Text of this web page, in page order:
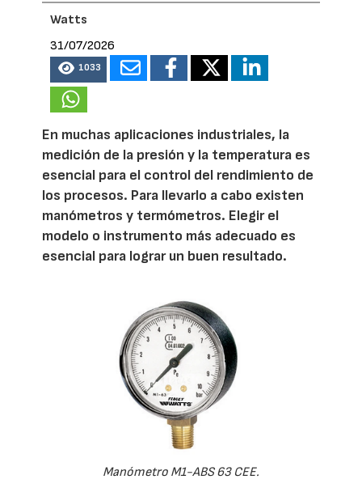
Watts
31/07/2026
1033
En muchas aplicaciones industriales, la
medición de la presión y la temperatura es
esencial para el control del rendimiento de
los procesos. Para llevarlo a cabo existen
manómetros y termómetros. Elegir el
modelo o instrumento más adecuado es
esencial para lograr un buen resultado.
Manómetro M1-ABS 63 CEE.